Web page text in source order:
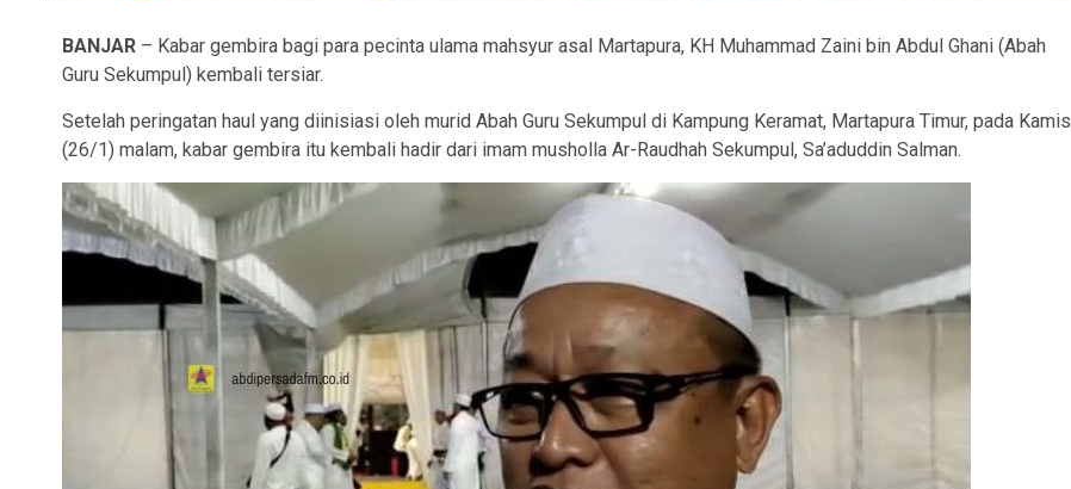
BANJAR – Kabar gembira bagi para pecinta ulama mahsyur asal Martapura, KH Muhammad Zaini bin Abdul Ghani (Abah
Guru Sekumpul) kembali tersiar.
Setelah peringatan haul yang diinisiasi oleh murid Abah Guru Sekumpul di Kampung Keramat, Martapura Timur, pada Kamis
(26/1) malam, kabar gembira itu kembali hadir dari imam musholla Ar-Raudhah Sekumpul, Sa’aduddin Salman.